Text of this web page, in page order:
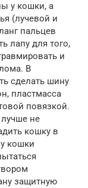
у кошки, а
(лучевой и
пальцев
лапу для того,
и
В
сделать шину
пластмасса
повязкой.
не
кошку в
кошки
защитную